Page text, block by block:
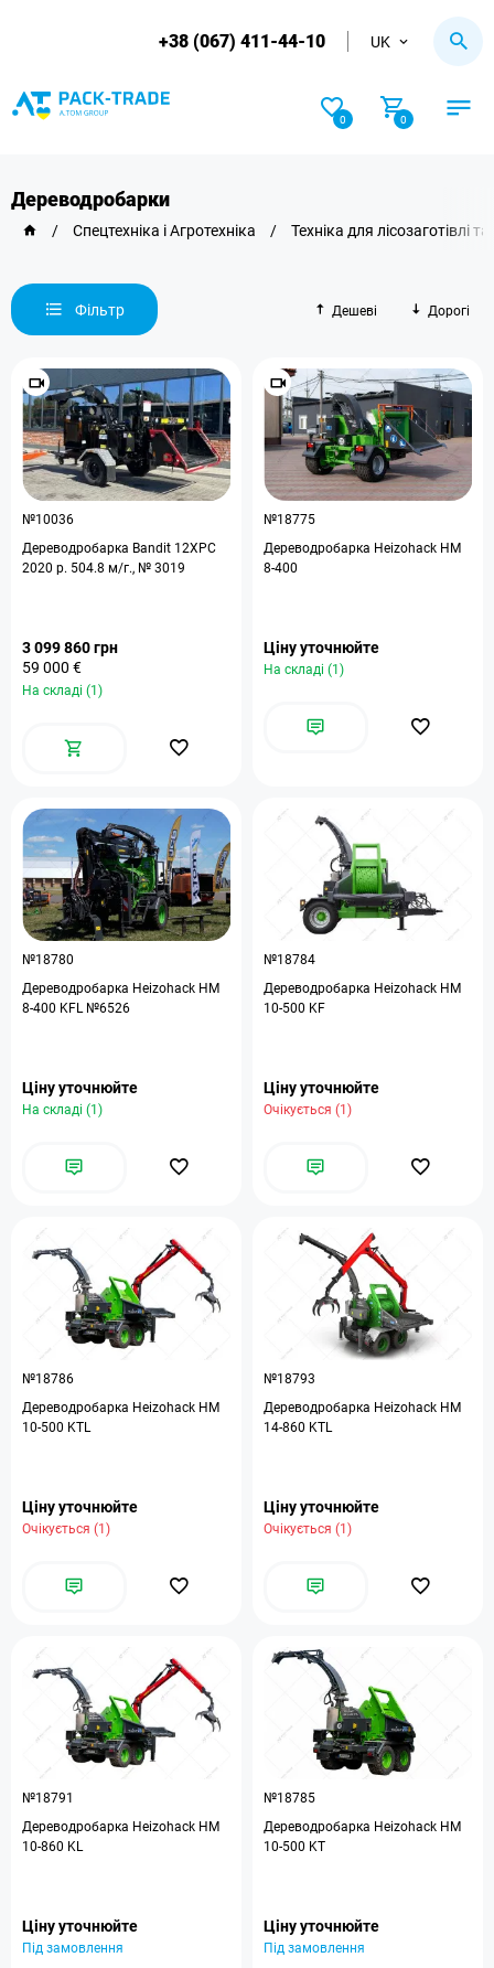
+38 (067) 411-44-10 UK
0 0
Дереводробарки
/ Спецтехніка і Агротехніка / Техніка для лісозаготівлі
Фільтр Дешеві Дорогі
№10036
Дереводробарка Bandit 12XPC
2020 р. 504.8 м/г., № 3019
3 099 860 грн
59 000 €
На складі (1)
№18775
Дереводробарка Heizohack HM
8-400
Ціну уточнюйте
На складі (1)
№18780
Дереводробарка Heizohack HM
8-400 KFL №6526
Ціну уточнюйте
На складі (1)
№18784
Дереводробарка Heizohack HM
10-500 KF
Ціну уточнюйте
Очікується (1)
№18786
Дереводробарка Heizohack HM
10-500 KTL
Ціну уточнюйте
Очікується (1)
№18793
Дереводробарка Heizohack HM
14-860 KTL
Ціну уточнюйте
Очікується (1)
№18791
Дереводробарка Heizohack HM
10-860 KL
Ціну уточнюйте
Під замовлення
№18785
Дереводробарка Heizohack HM
10-500 KT
Ціну уточнюйте
Під замовлення